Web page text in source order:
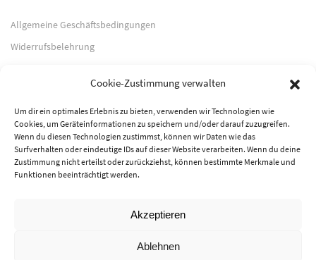
Cookie-Zustimmung verwalten
Um dir ein optimales Erlebnis zu bieten, verwenden wir Technologien wie
Cookies, um Geräteinformationen zu speichern und/oder darauf zuzugreifen.
Wenn du diesen Technologien zustimmst, können wir Daten wie das
Surfverhalten oder eindeutige IDs auf dieser Website verarbeiten. Wenn du deine
Zustimmung nicht erteilst oder zurückziehst, können bestimmte Merkmale und
Funktionen beeinträchtigt werden.
Akzeptieren
Ablehnen
Allgemeine Geschäftsbedingungen
Widerrufsbelehrung
Datenschutzerklärung
Zahlungsarten
PayPal